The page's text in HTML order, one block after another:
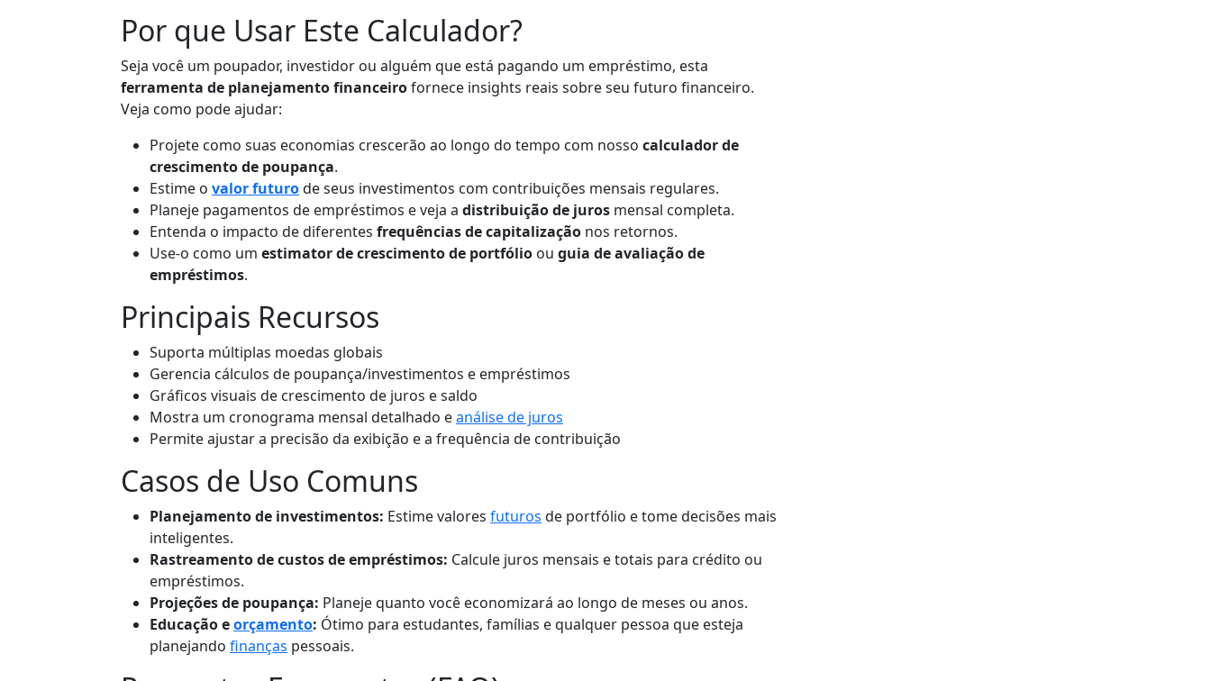
Por que Usar Este Calculador?
Seja você um poupador, investidor ou alguém que está pagando um empréstimo, esta
ferramenta de planejamento financeirofornece insights reais sobre seu futuro financeiro.
Veja como pode ajudar:
Projete como suas economias crescerão ao longo do tempo com nosso calculador de
crescimento de poupança.
Estime o valor futurode seus investimentos com contribuições mensais regulares.
Planeje pagamentos de empréstimos e veja a distribuição de juros mensal completa.
Entenda o impacto de diferentes frequências de capitalização nos retornos.
Use-o como um estimator de crescimento de portfólio ou guia de avaliação de
empréstimos.
Principais Recursos
Suporta múltiplas moedas globais
Gerencia cálculos de poupança/investimentos e empréstimos
Gráficos visuais de crescimento de juros e saldo
Mostra um cronograma mensal detalhado eanálise de juros
Permite ajustar a precisão da exibição e a frequência de contribuição
Casos de Uso Comuns
Planejamento de investimentos: Estime valores futuros de portfólio e tome decisões mais
inteligentes.
Rastreamento de custos de empréstimos: Calcule juros mensais e totais para crédito ou
empréstimos.
Projeções de poupança: Planeje quanto você economizará ao longo de meses ou anos.
Educação eorçamento: Ótimo para estudantes, famílias e qualquer pessoa que esteja
planejando finanças pessoais.